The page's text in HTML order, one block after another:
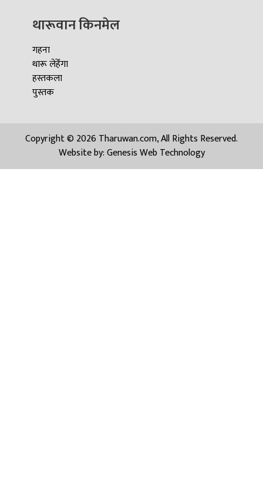
थारूवान किनमेल
गहना
थारू लेहेँगा
हस्तकला
पुस्तक
Copyright © 2026 Tharuwan.com, All Rights Reserved.
Website by:Genesis Web Technology